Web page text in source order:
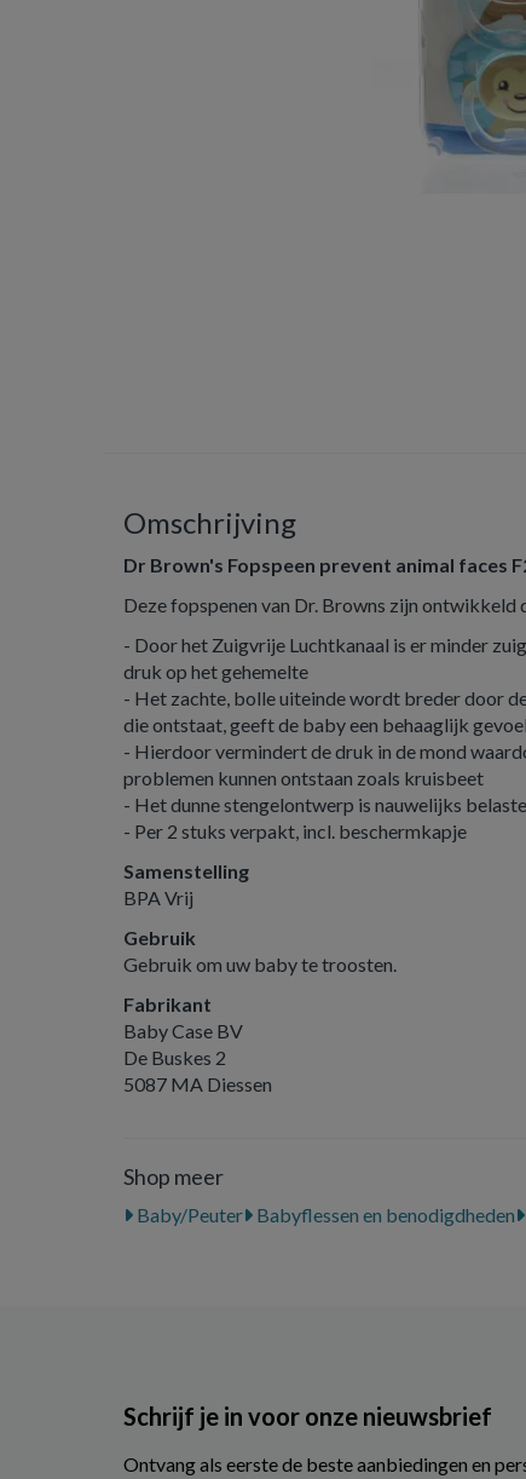
Omschrijving
Dr Brown's Fopspeen prevent animal faces
Deze fopspenen van Dr. Browns zijn
- Door het Zuigvrije Luchtkanaal is er minder
druk op het gehemelte
- Het zachte, bolle uiteinde wordt breder door
die ontstaat, geeft de baby een behaaglijk gevoel
- Hierdoor vermindert de druk in de mond
problemen kunnen ontstaan zoals kruisbeet
- Het dunne stengelontwerp is nauwelijks
- Per 2 stuks verpakt, incl. beschermkapje
Samenstelling
BPA Vrij
Gebruik
Gebruik om uw baby te troosten.
Fabrikant
Baby Case BV
De Buskes 2
5087 MA Diessen
Shop meer
Baby/Peuter Babyflessen en benodigdheden
Schrijf je in voor onze nieuwsbrief
Ontvang als eerste de beste aanbiedingen en